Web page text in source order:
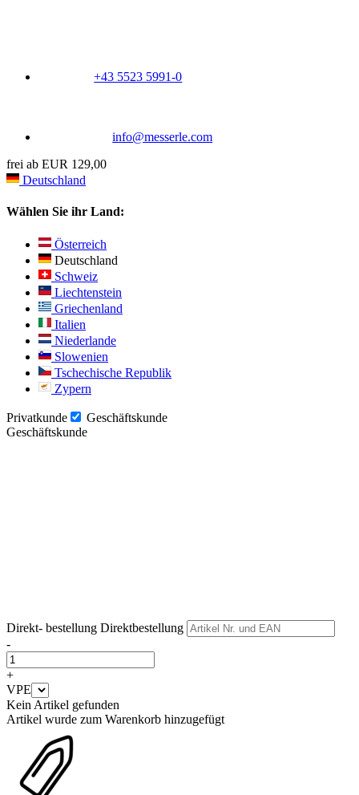
+43 5523 5991-0
info@messerle.com
frei ab EUR 129,00
Deutschland
Wählen Sie ihr Land:
Österreich
Deutschland
Schweiz
Liechtenstein
Griechenland
Italien
Niederlande
Slowenien
Tschechische Republik
Zypern
Privatkunde
Geschäftskunde
Geschäftskunde
Direkt- bestellung Direktbestellung
-
+
VPE
Kein Artikel gefunden
Artikel wurde zum Warenkorb hinzugefügt